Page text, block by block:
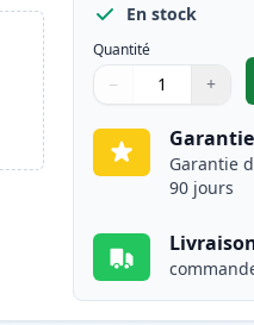
En stock
Quantité
Quantité
Utilisez les
− +
Quantité
Garantie
90 jours